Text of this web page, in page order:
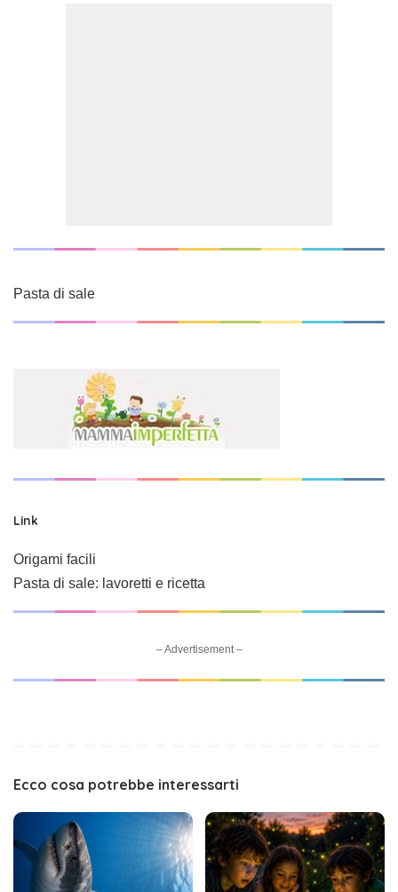
Pasta di sale
Link
Origami facili
Pasta di sale: lavoretti e ricetta
– Advertisement –
Ecco cosa potrebbe interessarti